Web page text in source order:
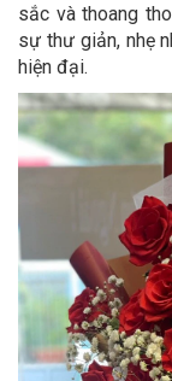
sắc và thoang
sự thư giản, nhẹ
hiện đại.